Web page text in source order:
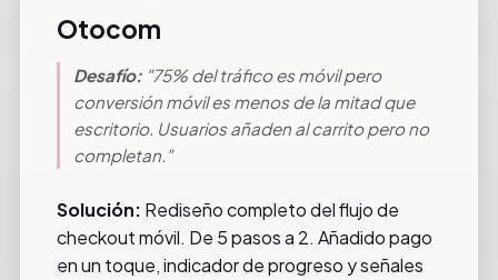
Otocom
Desafío:"75% del tráfico es móvil pero
conversión móvil es menos de la mitad que
escritorio. Usuarios añaden al carrito pero no
completan."
Solución: Rediseño completo del flujo de
checkout móvil. De 5 pasos a 2. Añadido pago
en un toque, indicador de progreso y señales